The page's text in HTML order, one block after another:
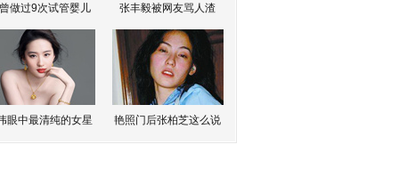
做过9次试管婴儿 张丰毅被网友骂人渣
眼中最清纯的女星 艳照门后张柏芝这么说